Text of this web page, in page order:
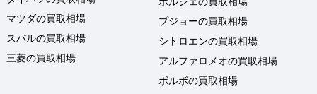
マツダの買取相場
スバルの買取相場
三菱の買取相場
プジョーの買取相場
シトロエンの買取相場
アルファロメオの買取相場
ボルボの買取相場